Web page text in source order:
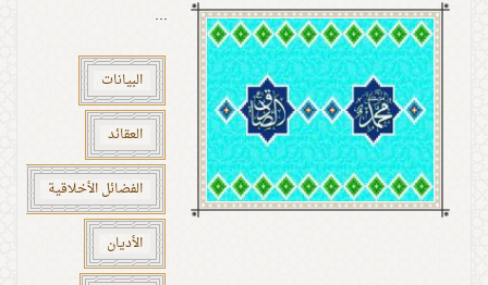
...
البيانات
العقائد
الفضائل الأخلاقية
الأديان